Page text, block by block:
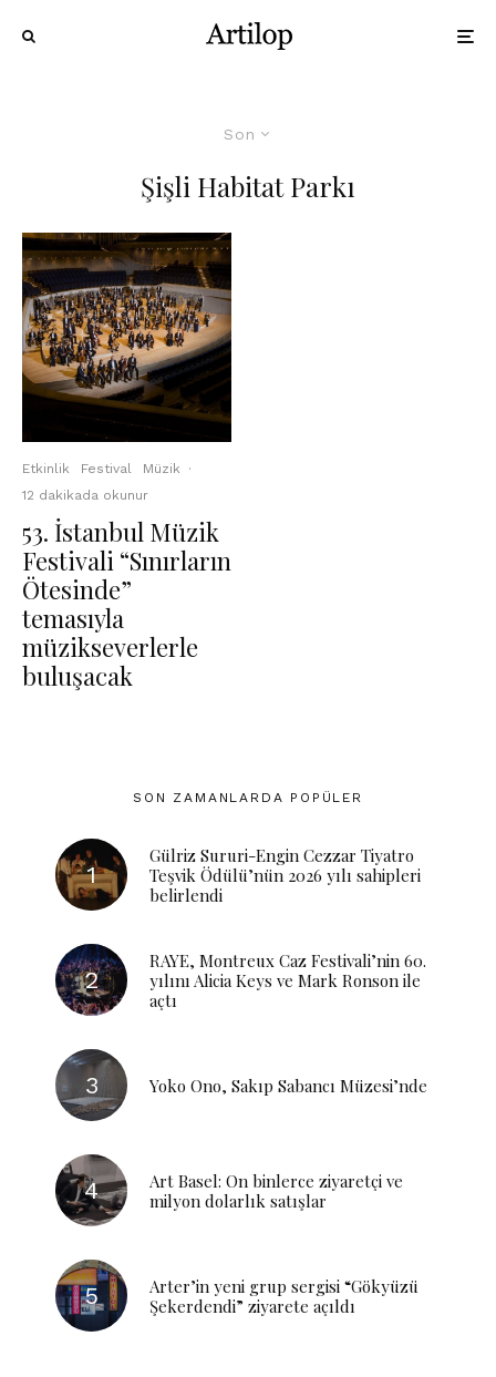
Son
Şişli Habitat Parkı
Etkinlik Festival Müzik
·
12 dakikada okunur
53. İstanbul Müzik
Festivali “Sınırların
Ötesinde”
temasıyla
müzikseverlerle
buluşacak
SON ZAMANLARDA POPÜLER
Gülriz Sururi-Engin Cezzar Tiyatro
Teşvik Ödülü’nün 2026 yılı sahipleri
belirlendi
RAYE, Montreux Caz Festivali’nin 60.
yılını Alicia Keys ve Mark Ronson ile
açtı
Yoko Ono, Sakıp Sabancı Müzesi’nde
Art Basel: On binlerce ziyaretçi ve
milyon dolarlık satışlar
Arter’in yeni grup sergisi “Gökyüzü
Şekerdendi” ziyarete açıldı